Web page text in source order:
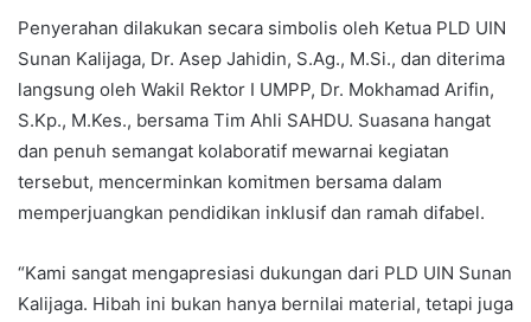
Penyerahan dilakukan secara simbolis oleh Ketua PLD UIN
Sunan Kalijaga, Dr. Asep Jahidin, S.Ag., M.Si., dan diterima
langsung oleh Wakil Rektor I UMPP, Dr. Mokhamad Arifin,
S.Kp., M.Kes., bersama Tim Ahli SAHDU. Suasana hangat
dan penuh semangat kolaboratif mewarnai kegiatan
tersebut, mencerminkan komitmen bersama dalam
memperjuangkan pendidikan inklusif dan ramah difabel.
“Kami sangat mengapresiasi dukungan dari PLD UIN Sunan
Kalijaga. Hibah ini bukan hanya bernilai material, tetapi juga